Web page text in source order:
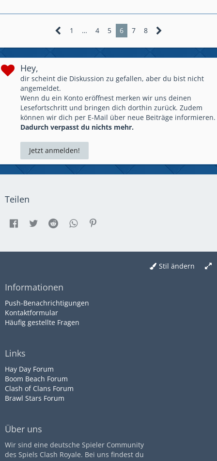
1 … 4 5 6 7 8
Hey,
dir scheint die Diskussion zu gefallen, aber du bist nicht
angemeldet.
Wenn du ein Konto eröffnest merken wir uns deinen
Lesefortschritt und bringen dich dorthin zurück. Zudem
können wir dich per E-Mail über neue Beiträge informieren.
Dadurch verpasst du nichts mehr.
Jetzt anmelden!
Teilen
Stil ändern
Informationen
Push-Benachrichtigungen
Kontaktformular
Häufig gestellte Fragen
Links
Hay Day Forum
Boom Beach Forum
Clash of Clans Forum
Brawl Stars Forum
Über uns
Wir sind eine deutsche Spieler Community
des Spiels Clash Royale. Bei uns findest du